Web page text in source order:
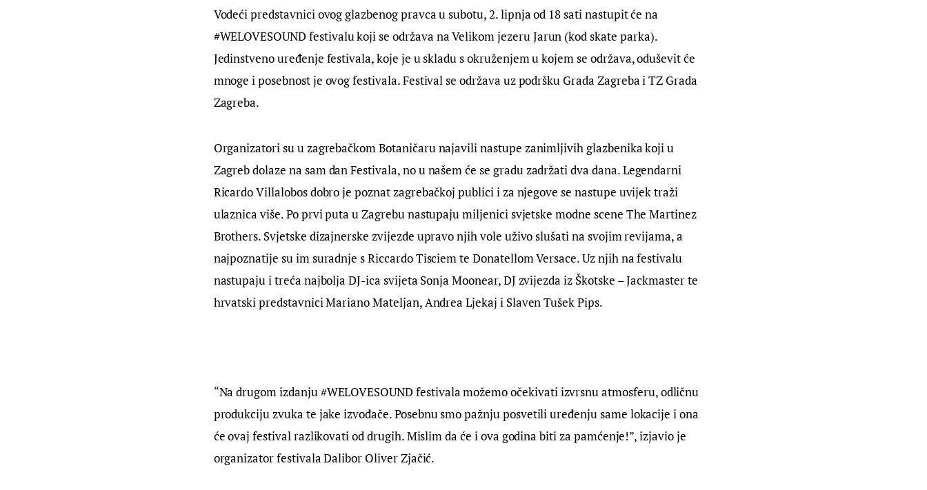
Vodeći predstavnici ovog glazbenog pravca u subotu, 2. lipnja od 18 sati nastupit će na
#WELOVESOUND festivalu koji se održava na Velikom jezeru Jarun (kod skate parka).
Jedinstveno uređenje festivala, koje je u skladu s okruženjem u kojem se održava, oduševit će
mnoge i posebnost je ovog festivala. Festival se održava uz podršku Grada Zagreba i TZ Grada
Zagreba.
Organizatori su u zagrebačkom Botaničaru najavili nastupe zanimljivih glazbenika koji u
Zagreb dolaze na sam dan Festivala, no u našem će se gradu zadržati dva dana. Legendarni
Ricardo Villalobos dobro je poznat zagrebačkoj publici i za njegove se nastupe uvijek traži
ulaznica više. Po prvi puta u Zagrebu nastupaju miljenici svjetske modne scene The Martinez
Brothers. Svjetske dizajnerske zvijezde upravo njih vole uživo slušati na svojim revijama, a
najpoznatije su im suradnje s Riccardo Tisciem te Donatellom Versace. Uz njih na festivalu
nastupaju i treća najbolja DJ-ica svijeta Sonja Moonear, DJ zvijezda iz Škotske – Jackmaster te
hrvatski predstavnici Mariano Mateljan, Andrea Ljekaj i Slaven Tušek Pips.
“Na drugom izdanju #WELOVESOUND festivala možemo očekivati izvrsnu atmosferu, odličnu
produkciju zvuka te jake izvođače. Posebnu smo pažnju posvetili uređenju same lokacije i ona
će ovaj festival razlikovati od drugih. Mislim da će i ova godina biti za pamćenje!”, izjavio je
organizator festivala Dalibor Oliver Zjačić.